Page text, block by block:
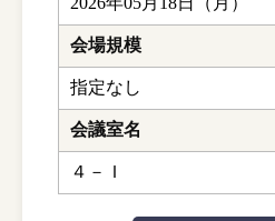
会場規模
指定なし
会議室名
４－Ｉ